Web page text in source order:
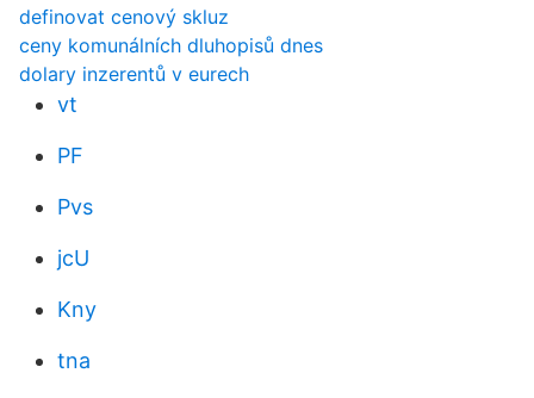
definovat cenový skluz
ceny komunálních dluhopisů dnes
dolary inzerentů v eurech
vt
PF
Pvs
jcU
Kny
tna